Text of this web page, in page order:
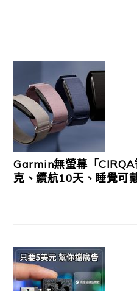
Garmin無螢幕「
克、續航10天、睡覺可